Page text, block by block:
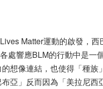
Matter運動的啟發，
處響應BLM的行動中是
想像連結，也使得「種
亞」反而因為「美拉尼